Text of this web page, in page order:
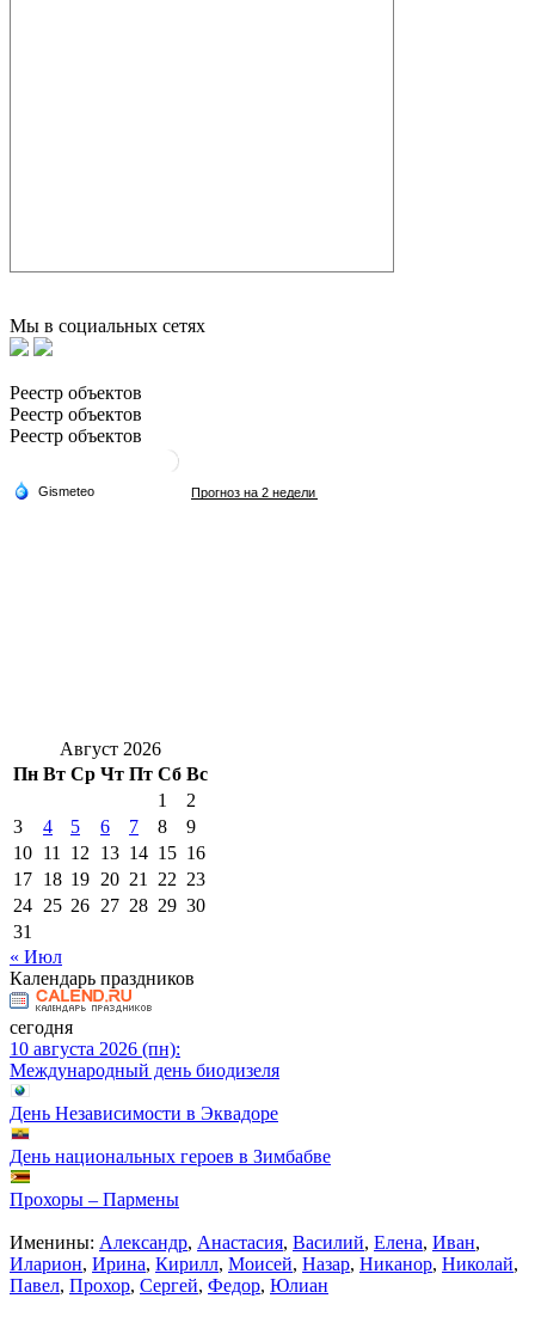
Мы в социальных сетях
Реестр объектов
Реестр объектов
Реестр объектов
Август 2026
Пн Вт Ср Чт Пт Сб Вс
1
2
3
4 5 6 7 8
9
10 11 12 13 14 15 16
17 18 19 20 21 22 23
24 25 26 27 28 29 30
31
« Июл
Календарь праздников
сегодня
10 августа 2026 (пн):
Международный день биодизеля
День Независимости в Эквадоре
День национальных героев в Зимбабве
Прохоры – Пармены
Именины: Александр, Анастасия, Василий, Елена, Иван,
Иларион, Ирина, Кирилл, Моисей, Назар, Никанор, Николай,
Павел, Прохор, Сергей, Федор, Юлиан